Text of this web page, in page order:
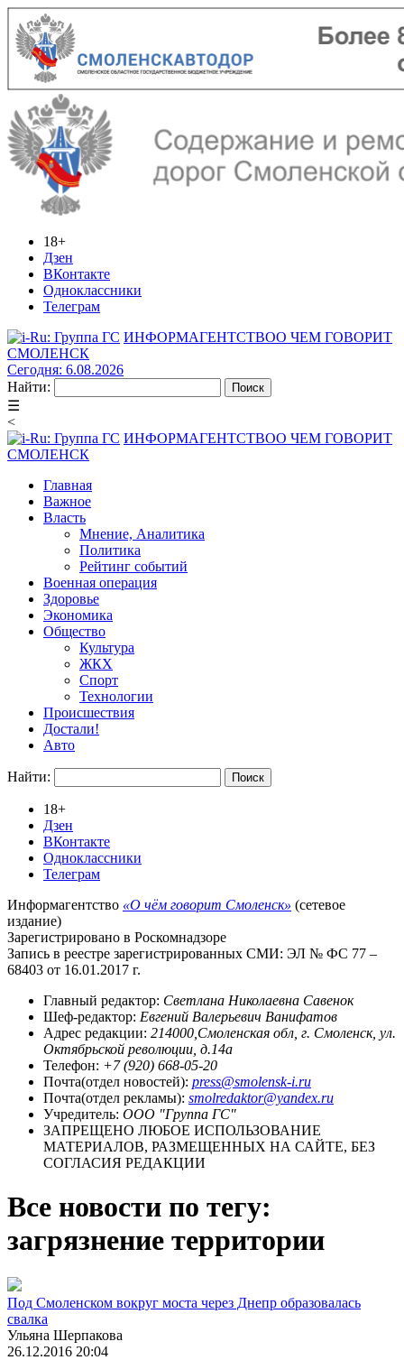
18+
Дзен
ВКонтакте
Одноклассники
Телеграм
ИНФОРМАГЕНТСТВОО ЧЕМ ГОВОРИТ
СМОЛЕНСК
Сегодня: 6.08.2026
Найти:
☰
<
ИНФОРМАГЕНТСТВОО ЧЕМ ГОВОРИТ
СМОЛЕНСК
Главная
Важное
Власть
Мнение, Аналитика
Политика
Рейтинг событий
Военная операция
Здоровье
Экономика
Общество
Культура
ЖКХ
Спорт
Технологии
Происшествия
Достали!
Авто
Найти:
18+
Дзен
ВКонтакте
Одноклассники
Телеграм
Информагентство «О чём говорит Смоленск» (сетевое
издание)
Зарегистрировано в Роскомнадзоре
Запись в реестре зарегистрированных СМИ: ЭЛ № ФС 77 –
68403 от 16.01.2017 г.
Главный редактор: Светлана Николаевна Савенок
Шеф-редактор: Евгений Валерьевич Ванифатов
Адрес редакции: 214000,Смоленская обл, г. Смоленск, ул.
Октябрьской революции, д.14а
Телефон: +7 (920) 668-05-20
Почта(отдел новостей): press@smolensk-i.ru
Почта(отдел рекламы): smolredaktor@yandex.ru
Учредитель: ООО "Группа ГС"
ЗАПРЕЩЕНО ЛЮБОЕ ИСПОЛЬЗОВАНИЕ
МАТЕРИАЛОВ, РАЗМЕЩЕННЫХ НА САЙТЕ, БЕЗ
СОГЛАСИЯ РЕДАКЦИИ
Все новости по тегу:
загрязнение территории
Под Смоленском вокруг моста через Днепр образовалась
свалка
Ульяна Шерпакова
26.12.2016 20:04